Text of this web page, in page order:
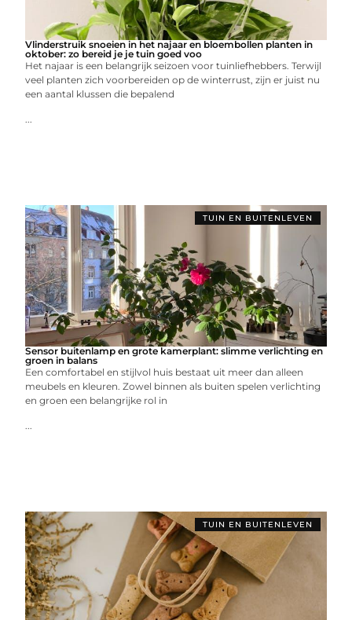
Vlinderstruik snoeien in het najaar en bloembollen planten in
oktober: zo bereid je je tuin goed voo
Het najaar is een belangrijk seizoen voor tuinliefhebbers. Terwijl
veel planten zich voorbereiden op de winterrust, zijn er juist nu
een aantal klussen die bepalend
...
TUIN EN BUITENLEVEN
Sensor buitenlamp en grote kamerplant: slimme verlichting en
groen in balans
Een comfortabel en stijlvol huis bestaat uit meer dan alleen
meubels en kleuren. Zowel binnen als buiten spelen verlichting
en groen een belangrijke rol in
...
TUIN EN BUITENLEVEN